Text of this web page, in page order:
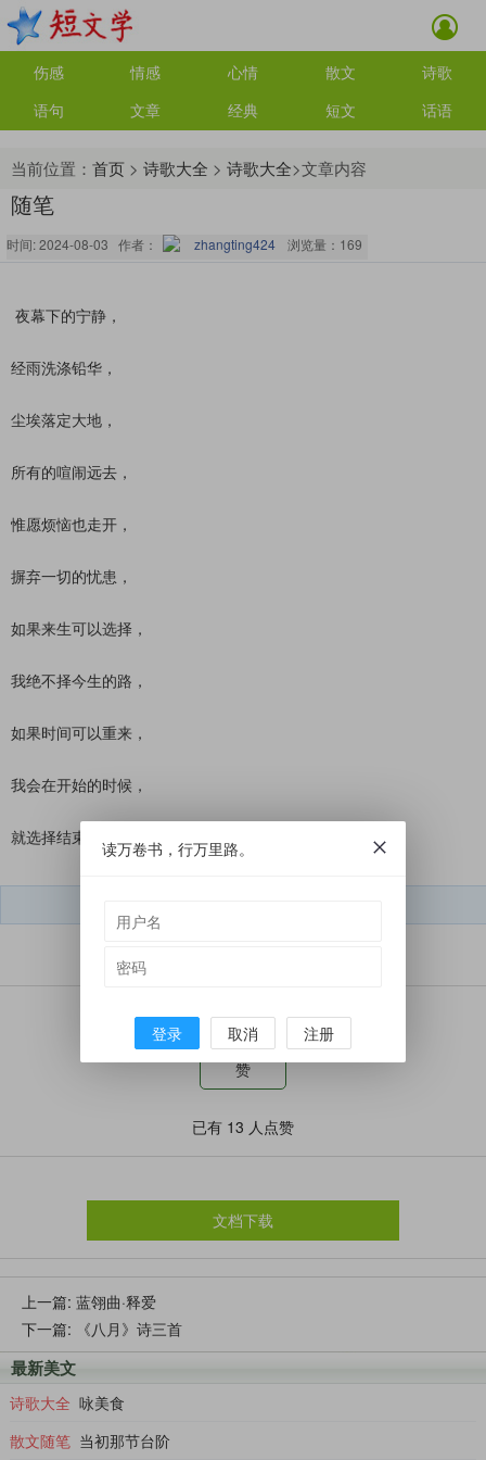
伤感 情感 心情 散文
诗歌
语句
文章 经典 短文 话语
当前位置： 首页 > 诗歌大全 > 诗歌大全>文章内容
随笔
时间: 2024-08-03 作者： zhangting424 浏览量： 169
夜幕下的宁静，
经雨洗涤铅华，
尘埃落定大地，
所有的喧闹远去，
惟愿烦恼也走开，
摒弃一切的忧患，
如果来生可以选择，
我绝不择今生的路，
如果时间可以重来，
我会在开始的时候，
就选择结束！
觉得这篇文章怎么样？
赞
已有 13 人点赞
文档下载
上一篇: 蓝翎曲·释爱
下一篇:
《八月》诗三首
最新美文
诗歌大全 咏美食
散文随笔 当初那节台阶
读万卷书，行万里路。
登录 取消 注册